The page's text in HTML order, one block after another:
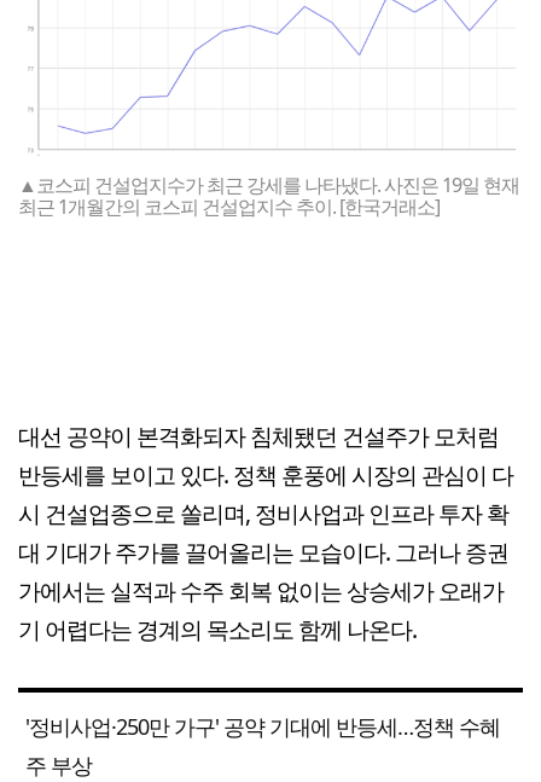
▲코스피 건설업지수가 최근 강세를 나타냈다. 사진은 19일 현재
최근 1개월간의 코스피 건설업지수 추이. [한국거래소]
대선 공약이 본격화되자 침체됐던 건설주가 모처럼
반등세를 보이고 있다. 정책 훈풍에 시장의 관심이 다
시 건설업종으로 쏠리며, 정비사업과 인프라 투자 확
대 기대가 주가를 끌어올리는 모습이다. 그러나 증권
가에서는 실적과 수주 회복 없이는 상승세가 오래가
기 어렵다는 경계의 목소리도 함께 나온다.
'정비사업·250만 가구' 공약 기대에 반등세…정책 수혜
주 부상